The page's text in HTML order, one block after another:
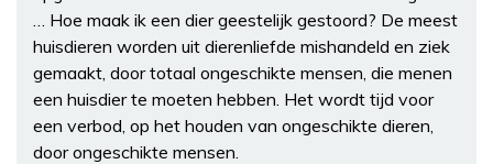
… Hoe maak ik een dier geestelijk gestoord? De meest
huisdieren worden uit dierenliefde mishandeld en ziek
gemaakt, door totaal ongeschikte mensen, die menen
een huisdier te moeten hebben. Het wordt tijd voor
een verbod, op het houden van ongeschikte dieren,
door ongeschikte mensen.